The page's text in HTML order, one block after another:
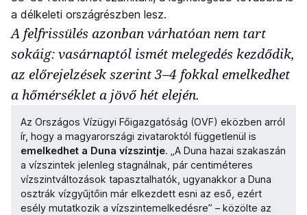
a délkeleti országrészben lesz.
A felfrissülés azonban várhatóan nem tart
sokáig: vasárnaptól ismét melegedés kezdődik,
az előrejelzések szerint 3–4 fokkal emelkedhet
a hőmérséklet a jövő hét elején.
Az Országos Vízügyi Főigazgatóság (OVF) eközben arról
ír, hogy a magyarországi zivataroktól függetlenül is
emelkedhet a Duna vízszintje. „A Duna hazai szakaszán
a vízszintek jelenleg stagnálnak, pár centiméteres
vízszintváltozások tapasztalhatók, ugyanakkor a Duna
osztrák vízgyűjtőin már elkezdett esni az eső, ezért
esély mutatkozik a vízszintemelkedésre” – közölte az